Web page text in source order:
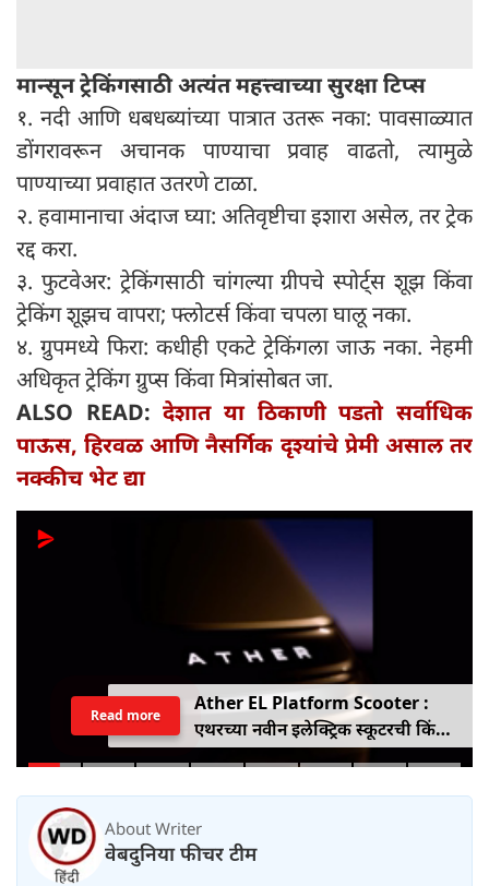
मान्सून ट्रेकिंगसाठी अत्यंत महत्त्वाच्या सुरक्षा टिप्स
१. नदी आणि धबधब्यांच्या पात्रात उतरू नका: पावसाळ्यात
डोंगरावरून अचानक पाण्याचा प्रवाह वाढतो, त्यामुळे
पाण्याच्या प्रवाहात उतरणे टाळा.
२. हवामानाचा अंदाज घ्या: अतिवृष्टीचा इशारा असेल, तर ट्रेक
रद्द करा.
३. फुटवेअर: ट्रेकिंगसाठी चांगल्या ग्रीपचे स्पोर्ट्स शूझ किंवा
ट्रेकिंग शूझच वापरा; फ्लोटर्स किंवा चपला घालू नका.
४. ग्रुपमध्ये फिरा: कधीही एकटे ट्रेकिंगला जाऊ नका. नेहमी
अधिकृत ट्रेकिंग ग्रुप्स किंवा मित्रांसोबत जा.
ALSO READ:देशात या ठिकाणी पडतो सर्वाधिक
पाऊस, हिरवळ आणि नैसर्गिक दृश्यांचे प्रेमी असाल तर
नक्कीच भेट द्या
Ather EL Platform Scooter :
एथरच्या नवीन इलेक्ट्रिक स्कूटरची किंमत
जाहीर, जाणून घ्या कोनार्कमध्ये कोणती
Read more
About Writer
वेबदुनिया फीचर टीम